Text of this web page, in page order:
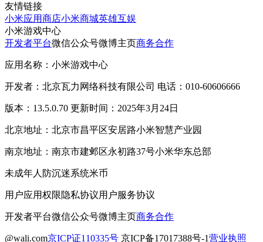
友情链接
小米应用商店小米商城英雄互娱
小米游戏中心
开发者平台微信公众号微博主页商务合作
应用名称：小米游戏中心
开发者：北京瓦力网络科技有限公司 电话：010-60606666
版本：13.5.0.70 更新时间：2025年3月24日
北京地址：北京市昌平区安居路小米智慧产业园
南京地址：南京市建邺区永初路37号小米华东总部
未成年人防沉迷系统米币
用户应用权限隐私协议用户服务协议
开发者平台微信公众号微博主页商务合作
@wali.com京ICP证110335号 京ICP备17017388号-1营业执照